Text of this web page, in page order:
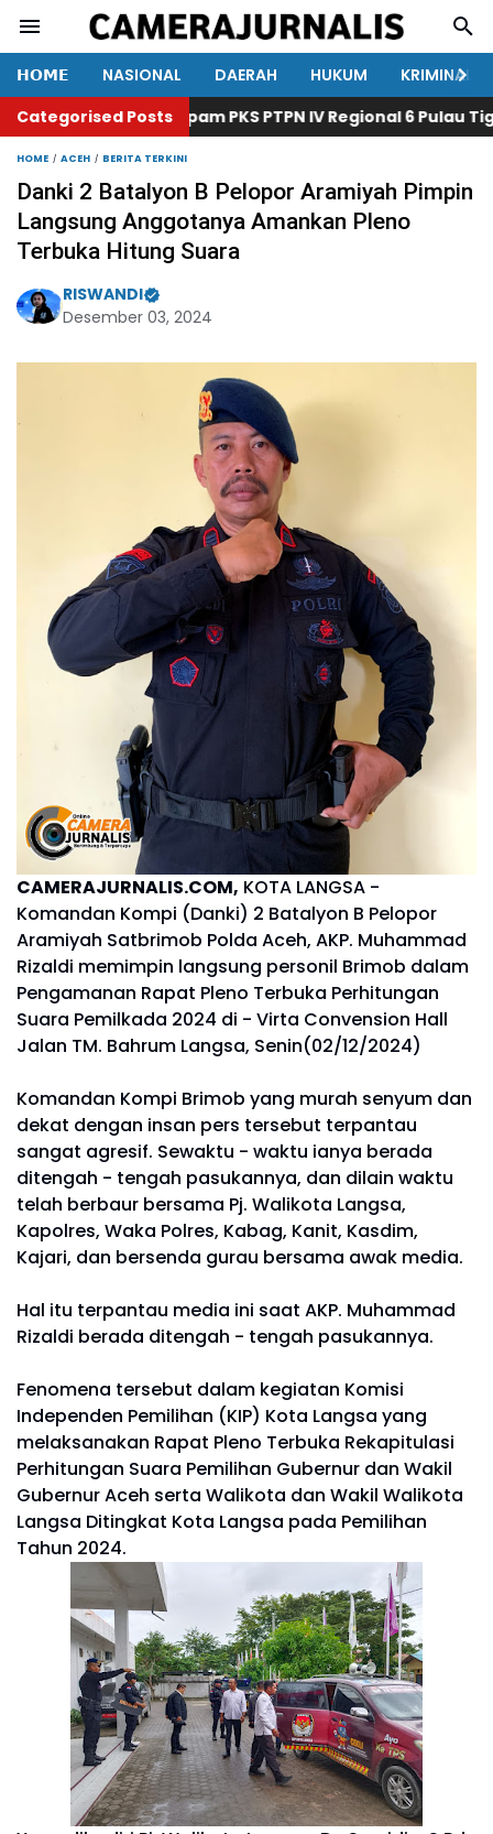
𝗛𝗢𝗠𝗘 NASIONAL DAERAH HUKUM
KRIMINAL
Categorised Posts
Satpam PKS PTPN IV Regional 6 Pulau Tiga
HOME ACEH BERITA TERKINI
Danki 2 Batalyon B Pelopor Aramiyah Pimpin
Langsung Anggotanya Amankan Pleno
Terbuka Hitung Suara
RISWANDI
Desember 03, 2024
CAMERAJURNALIS.COM, KOTA LANGSA -
Komandan Kompi (Danki) 2 Batalyon B Pelopor
Aramiyah Satbrimob Polda Aceh, AKP. Muhammad
Rizaldi memimpin langsung personil Brimob dalam
Pengamanan Rapat Pleno Terbuka Perhitungan
Suara Pemilkada 2024 di - Virta Convension Hall
Jalan TM. Bahrum Langsa, Senin(02/12/2024)
Komandan Kompi Brimob yang murah senyum dan
dekat dengan insan pers tersebut terpantau
sangat agresif. Sewaktu - waktu ianya berada
ditengah - tengah pasukannya, dan dilain waktu
telah berbaur bersama Pj. Walikota Langsa,
Kapolres, Waka Polres, Kabag, Kanit, Kasdim,
Kajari, dan bersenda gurau bersama awak media.
Hal itu terpantau media ini saat AKP. Muhammad
Rizaldi berada ditengah - tengah pasukannya.
Fenomena tersebut dalam kegiatan Komisi
Independen Pemilihan (KIP) Kota Langsa yang
melaksanakan Rapat Pleno Terbuka Rekapitulasi
Perhitungan Suara Pemilihan Gubernur dan Wakil
Gubernur Aceh serta Walikota dan Wakil Walikota
Langsa Ditingkat Kota Langsa pada Pemilihan
Tahun 2024.